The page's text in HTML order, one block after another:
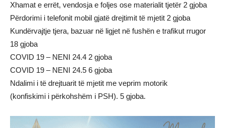
Xhamat e errët, vendosja e foljes ose materialit tjetër 2 gjoba
Përdorimi i telefonit mobil gjatë drejtimit të mjetit 2 gjoba
Kundërvajtje tjera, bazuar në ligjet në fushën e trafikut rrugor
18 gjoba
COVID 19 – NENI 24.4 2 gjoba
COVID 19 – NENI 24.5 6 gjoba
Ndalimi i të drejtuarit të mjetit me veprim motorik
(konfiskimi i përkohshëm i PSH). 5 gjoba.